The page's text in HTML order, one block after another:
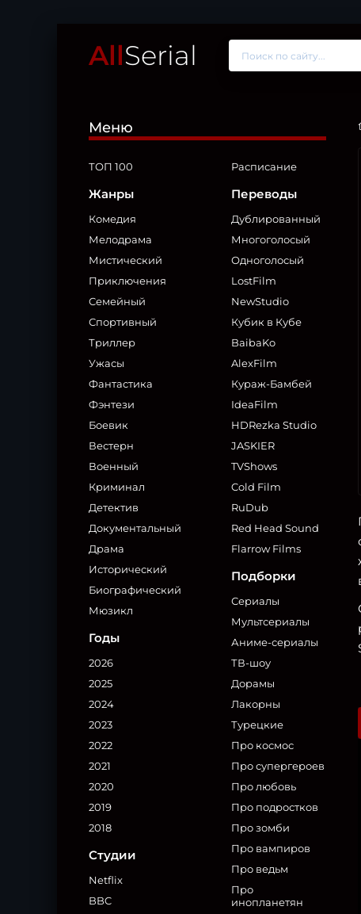
AllSerial
Меню
ТОП 100
Жанры
Комедия
Мелодрама
Мистический
Приключения
Семейный
Спортивный
Триллер
Ужасы
Фантастика
Фэнтези
Боевик
Вестерн
Военный
Криминал
Детектив
Документальный
Драма
Исторический
Биографический
Мюзикл
Годы
2026
2025
2024
2023
2022
2021
2020
2019
2018
Студии
Netflix
BBC
Расписание
Переводы
Дублированный
Многоголосый
Одноголосый
LostFilm
NewStudio
Кубик в Кубе
BaibaKo
AlexFilm
Кураж-Бамбей
IdeaFilm
HDRezka Studio
JASKIER
TVShows
Cold Film
RuDub
Red Head Sound
Flarrow Films
Подборки
Сериалы
Мультсериалы
Аниме-сериалы
ТВ-шоу
Дорамы
Лакорны
Турецкие
Про космос
Про супергероев
Про любовь
Про подростков
Про зомби
Про вампиров
Про ведьм
Про
инопланетян